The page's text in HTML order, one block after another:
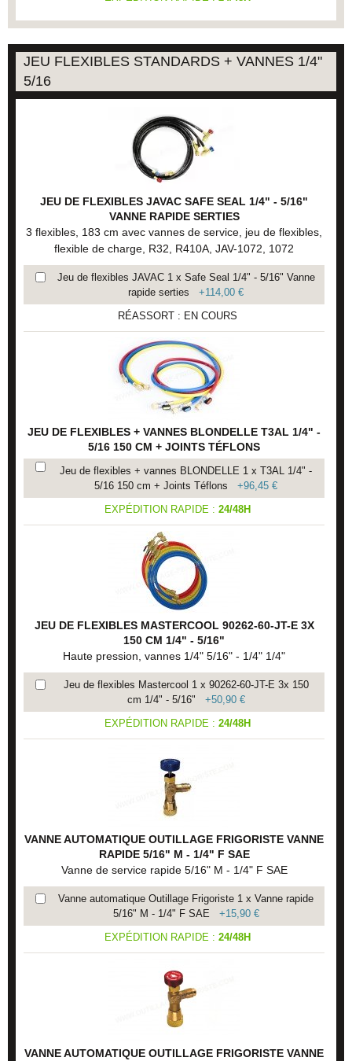
JEU FLEXIBLES STANDARDS + VANNES 1/4"
5/16
JEU DE FLEXIBLES JAVAC SAFE SEAL 1/4" - 5/16"
VANNE RAPIDE SERTIES
3 flexibles, 183 cm avec vannes de service, jeu de flexibles,
flexible de charge, R32, R410A, JAV-1072, 1072
Jeu de flexibles JAVAC 1 x Safe Seal 1/4" - 5/16" Vanne
rapide serties +114,00 €
RÉASSORT : EN COURS
JEU DE FLEXIBLES + VANNES BLONDELLE T3AL 1/4" -
5/16 150 CM + JOINTS TÉFLONS
Jeu de flexibles + vannes BLONDELLE 1 x T3AL 1/4" -
5/16 150 cm + Joints Téflons +96,45 €
EXPÉDITION RAPIDE : 24/48H
JEU DE FLEXIBLES MASTERCOOL 90262-60-JT-E 3X
150 CM 1/4" - 5/16"
Haute pression, vannes 1/4" 5/16" - 1/4" 1/4"
Jeu de flexibles Mastercool 1 x 90262-60-JT-E 3x 150
cm 1/4" - 5/16" +50,90 €
EXPÉDITION RAPIDE : 24/48H
VANNE AUTOMATIQUE OUTILLAGE FRIGORISTE VANNE
RAPIDE 5/16" M - 1/4" F SAE
Vanne de service rapide 5/16" M - 1/4" F SAE
Vanne automatique Outillage Frigoriste 1 x Vanne rapide
5/16" M - 1/4" F SAE +15,90 €
EXPÉDITION RAPIDE : 24/48H
VANNE AUTOMATIQUE OUTILLAGE FRIGORISTE VANNE